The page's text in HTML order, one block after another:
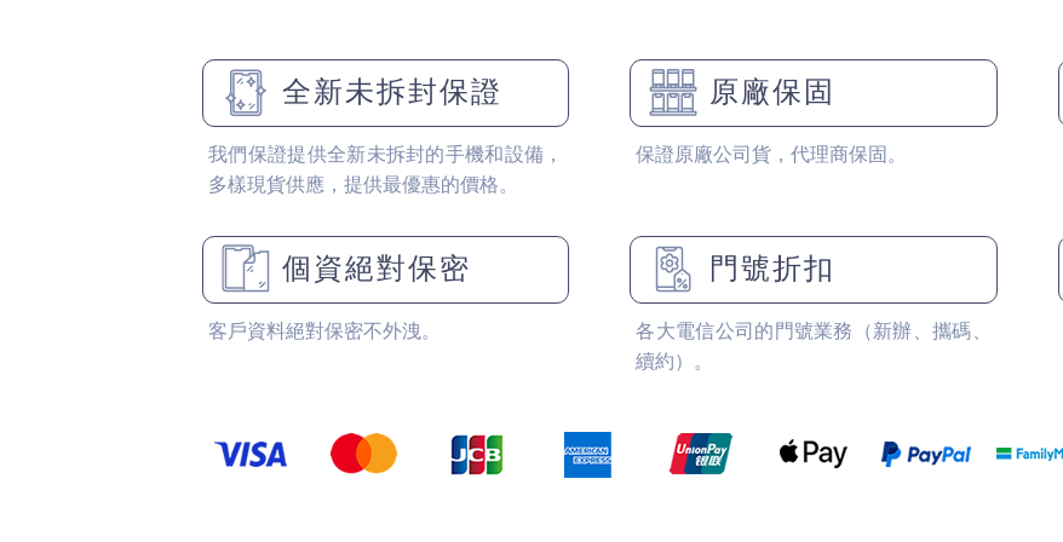
全新未拆封保證
我們保證提供全新未拆封的手機和設備，
多樣現貨供應，提供最優惠的價格。
原廠保固
保證原廠公司貨，代理商保固。
個資絕對保密
客戶資料絕對保密不外洩。
門號折扣
各大電信公司的門號業務（新辦、攜碼、
續約）。